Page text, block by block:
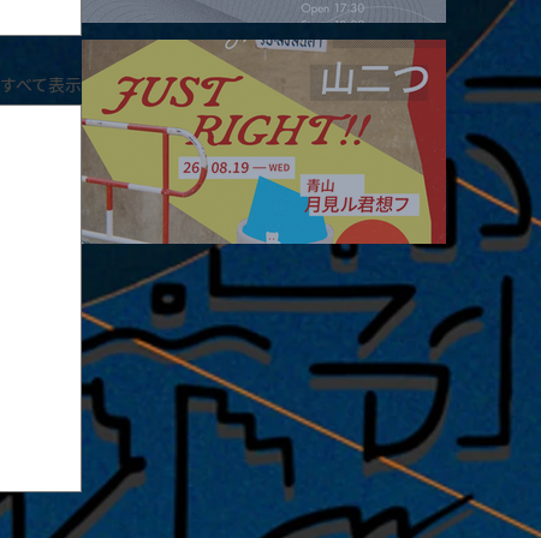
すべて表示
2026.08.16 |【観覧】夜）four dots vol.2
2026.08.19 |【観覧】JUST RIGHT!! vol.27